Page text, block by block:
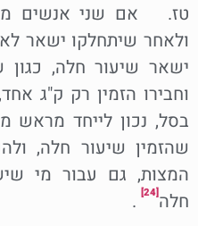
טז. אם שני אנשים
ולאחר שיתחלקו ישאר
בסל, נכון לייחד מראש
שהזמין שיעור חלה,
המצות, גם עבור מי
חלה[24]
.